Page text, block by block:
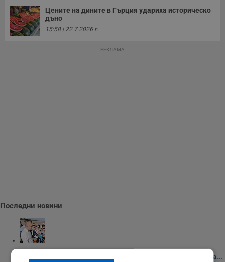
Цените на дините в Гърция удариха историческо
дъно
15:58 | 22.7.2026 г.
РЕКЛАМА
Последни новини
Румен Радев: Чуждите политици да проверят фактите преди да...